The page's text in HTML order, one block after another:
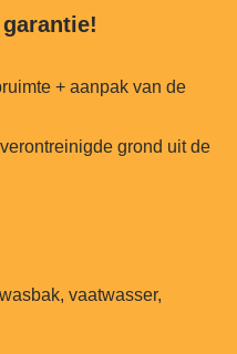
+ aanpak van de
grond uit de
vaatwasser,